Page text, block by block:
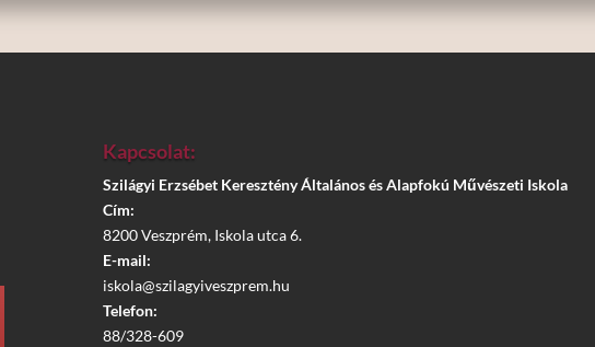
Kapcsolat:
Szilágyi Erzsébet Keresztény Általános és Alapfokú Művészeti Iskola
Cím:
8200 Veszprém, Iskola utca 6.
E-mail:
iskola@szilagyiveszprem.hu
Telefon:
88/328-609